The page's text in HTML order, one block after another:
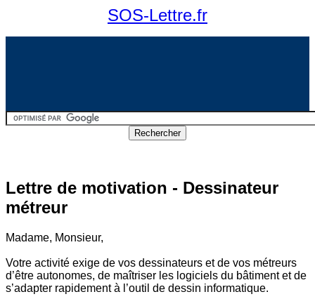
SOS-Lettre.fr
Lettre de motivation - Dessinateur
métreur
Madame, Monsieur,
Votre activité exige de vos dessinateurs et de vos métreurs
d’être autonomes, de maîtriser les logiciels du bâtiment et de
s’adapter rapidement à l’outil de dessin informatique.